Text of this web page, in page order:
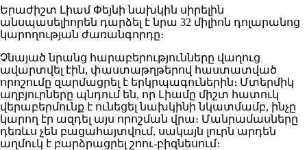
Երաժիշտ Լիամ Փեյնի նախկին սիրելին
անսպասելիորեն դարձել է նրա 32 միլիոն դոլարանոց
կարողության ժառանգորդը։
Չնայած նրանց հարաբերությունները վաղուց
ավարտվել էին, փաստաթղթերով հաստատված
որոշումը զարմացրել է երկրպագուներին։ Մտերմիկ
աղբյուրները պնդում են, որ Լիամը միշտ հատուկ
վերաբերմունք է ունեցել նախկինի նկատմամբ, ինչը
կարող էր ազդել այս որոշման վրա։ Մանրամասները
դեռևս չեն բացահայտվում, սակայն լուրն արդեն
աղմուկ է բարձրացրել շոու-բիզնեսում։